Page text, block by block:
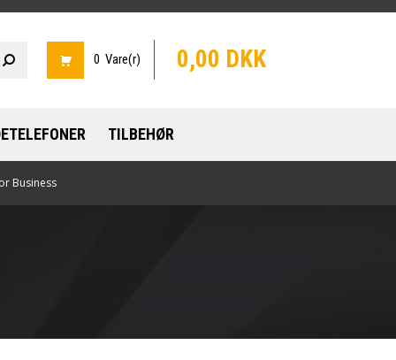
0 Vare(r) 0,00 DKK
TILBEHØR
Business